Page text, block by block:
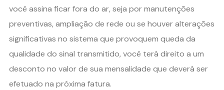
você assina ficar fora do ar, seja por manutenções
preventivas, ampliação de rede ou se houver alterações
significativas no sistema que provoquem queda da
qualidade do sinal transmitido, você terá direito a um
desconto no valor de sua mensalidade que deverá ser
efetuado na próxima fatura.